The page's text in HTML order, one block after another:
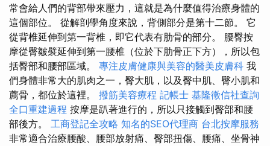
常會給人們的背部帶來壓力，這就是為什麼值得治療身體的
這個部位。 從解剖學角度來說，背側部分是第十二節。 它
從背椎延伸到第一背椎，即它代表有肋骨的部分。 腰臀按
摩從臀皺襞延伸到第一腰椎（位於下肋骨正下方），所以包
括臀部和腰部區域。 專注皮膚健康與美容的醫美皮膚科 我
們身體非常大的肌肉之一，臀大肌，以及臀中肌、臀小肌和
薦骨，都位於這裡。 撥筋美容療程 記帳士 基隆徵信社查詢
全口重建過程 按摩是趴著進行的，所以只接觸到臀部和腰
部後方。 工商登記全攻略 知名的SEO代理商 台北按摩服務
非常適合治療腰酸、腰部放射痛、臀部扭傷、腰痛、坐骨神